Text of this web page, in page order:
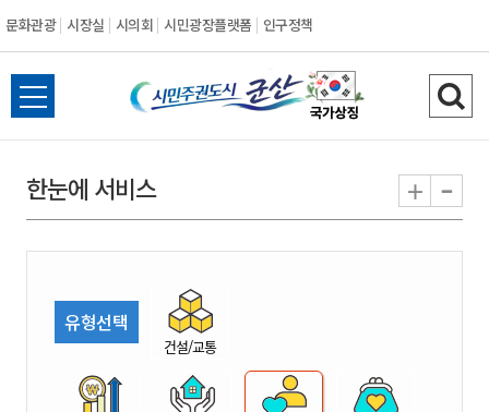
문화관광 시장실 시의회 시민광장플랫폼 인구정책
시
민
권
시
전
체
뉴
열
검
색
기
한눈에 서비스 + -
유형선택
건설/교통